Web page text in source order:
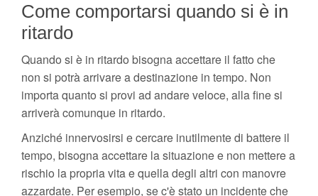
Come comportarsi quando si è in
ritardo
Quando si è in ritardo bisogna accettare il fatto che
non si potrà arrivare a destinazione in tempo. Non
importa quanto si provi ad andare veloce, alla fine si
arriverà comunque in ritardo.
Anziché innervosirsi e cercare inutilmente di battere il
tempo, bisogna accettare la situazione e non mettere a
rischio la propria vita e quella degli altri con manovre
azzardate. Per esempio, se c'è stato un incidente che